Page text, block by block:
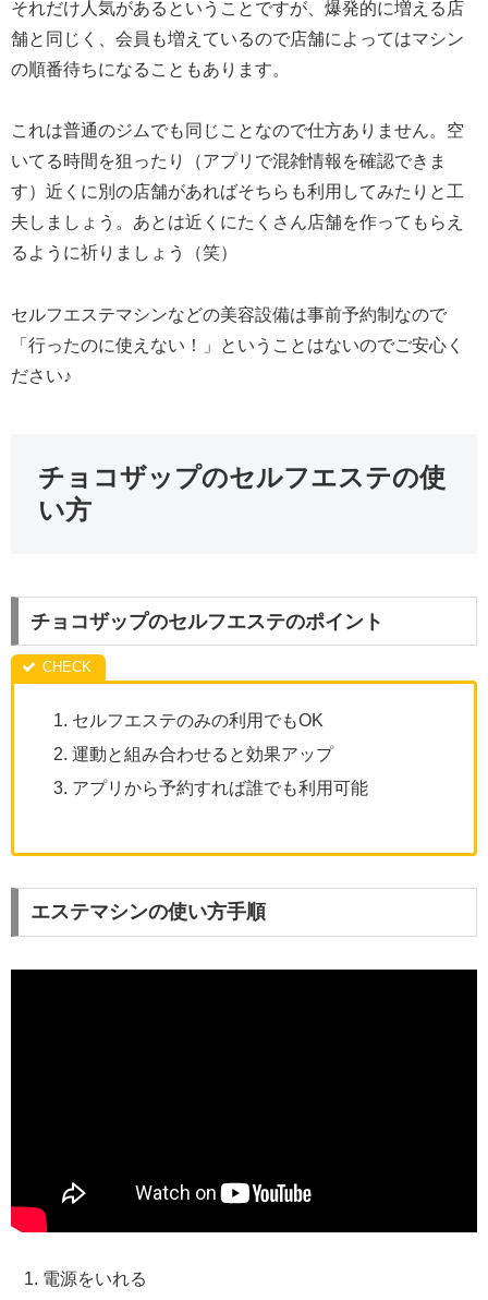
それだけ人気があるということですが、爆発的に増える店
舗と同じく、会員も増えているので店舗によってはマシン
の順番待ちになることもあります。
これは普通のジムでも同じことなので仕方ありません。空
いてる時間を狙ったり（アプリで混雑情報を確認できま
す）近くに別の店舗があればそちらも利用してみたりと工
夫しましょう。あとは近くにたくさん店舗を作ってもらえ
るように祈りましょう（笑）
セルフエステマシンなどの美容設備は事前予約制なので
「行ったのに使えない！」ということはないのでご安心く
ださい♪
チョコザップのセルフエステの使
い方
チョコザップのセルフエステのポイント
セルフエステのみの利用でもOK
運動と組み合わせると効果アップ
アプリから予約すれば誰でも利用可能
エステマシンの使い方手順
電源をいれる